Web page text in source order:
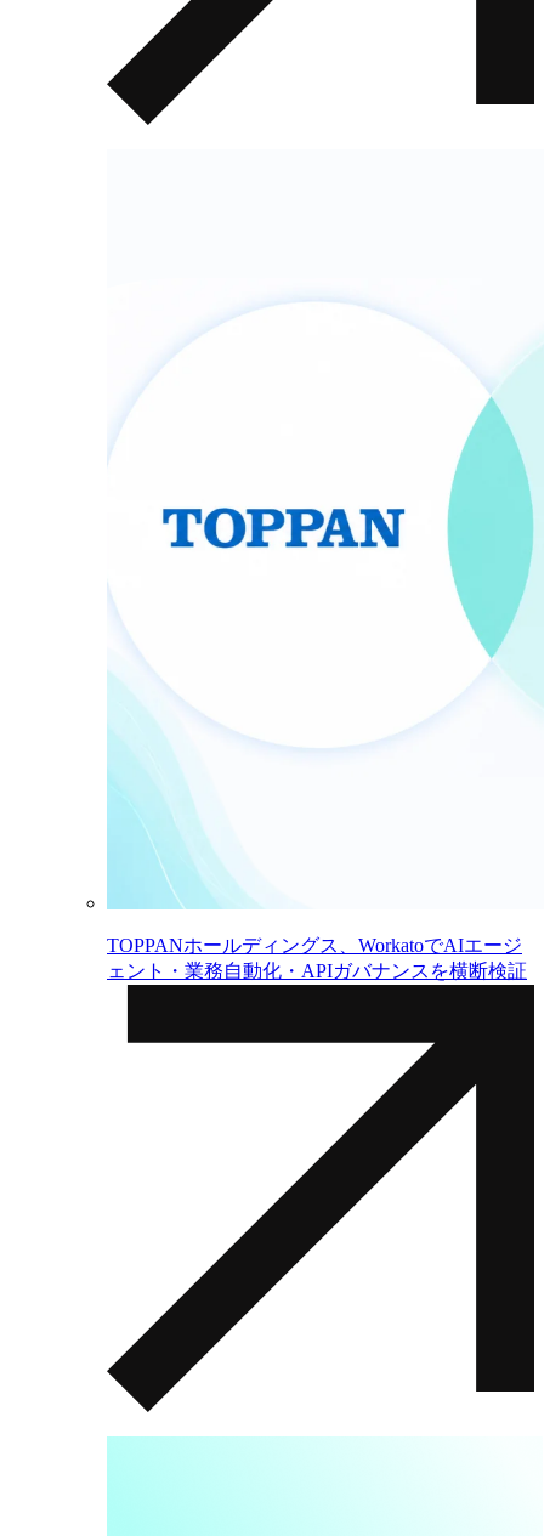
TOPPANホールディングス、WorkatoでAIエージ
ェント・業務自動化・APIガバナンスを横断検証